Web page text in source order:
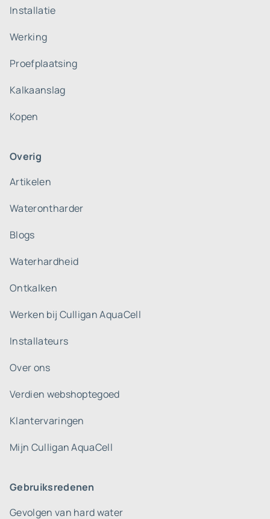
Installatie
Werking
Proefplaatsing
Kalkaanslag
Kopen
Overig
Artikelen
Waterontharder
Blogs
Waterhardheid
Ontkalken
Werken bij Culligan AquaCell
Installateurs
Over ons
Verdien webshoptegoed
Klantervaringen
Mijn Culligan AquaCell
Gebruiksredenen
Gevolgen van hard water